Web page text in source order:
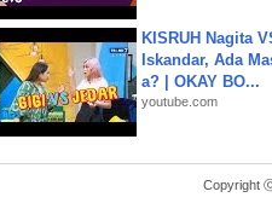
KISRUH Nagita
Iskandar, Ada
a? | OKAY BO...
youtube.com
Copyright